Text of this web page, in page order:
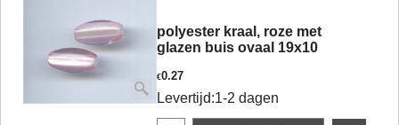
polyester kraal, roze met
glazen buis ovaal 19x10
€0.27
Levertijd:1-2 dagen